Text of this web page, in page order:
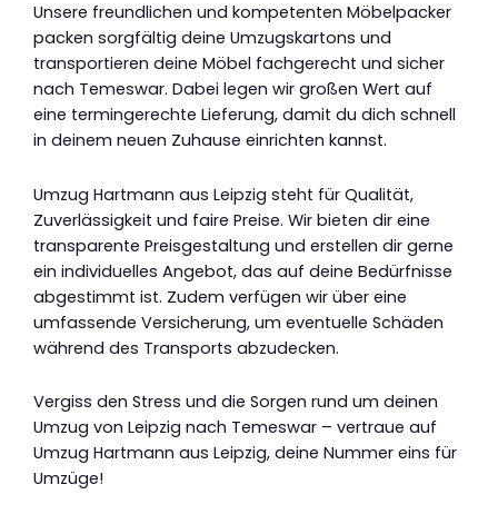
Unsere freundlichen und kompetenten Möbelpacker
packen sorgfältig deine Umzugskartons und
transportieren deine Möbel fachgerecht und sicher
nach Temeswar. Dabei legen wir großen Wert auf
eine termingerechte Lieferung, damit du dich schnell
in deinem neuen Zuhause einrichten kannst.
Umzug Hartmann aus Leipzig steht für Qualität,
Zuverlässigkeit und faire Preise. Wir bieten dir eine
transparente Preisgestaltung und erstellen dir gerne
ein individuelles Angebot, das auf deine Bedürfnisse
abgestimmt ist. Zudem verfügen wir über eine
umfassende Versicherung, um eventuelle Schäden
während des Transports abzudecken.
Vergiss den Stress und die Sorgen rund um deinen
Umzug von Leipzig nach Temeswar – vertraue auf
Umzug Hartmann aus Leipzig, deine Nummer eins für
Umzüge!